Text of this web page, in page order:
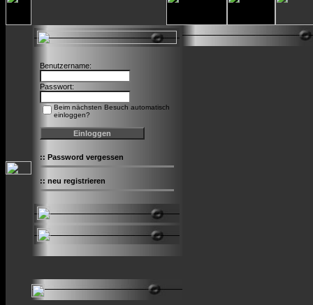
Benutzername:
Passwort:
Beim nächsten Besuch automatisch
einloggen?
:: Password vergessen
:: neu registrieren